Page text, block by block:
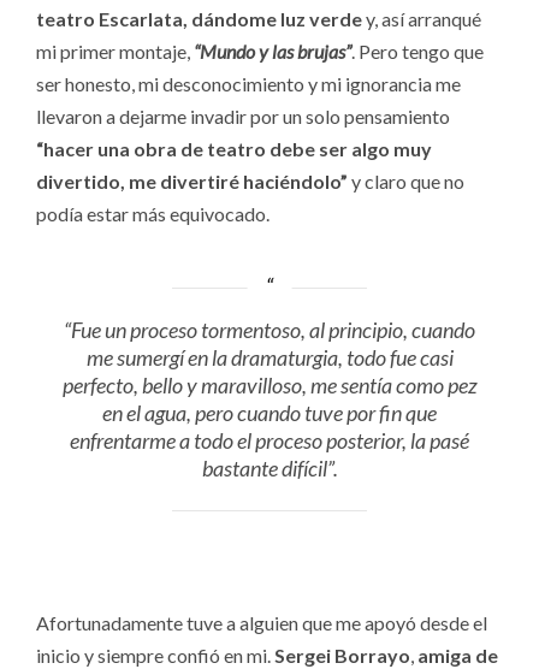
teatro Escarlata, dándome luz verdey, así arranqué
mi primer montaje, “Mundo y las brujas”. Pero tengo que
ser honesto, mi desconocimiento y mi ignorancia me
llevaron a dejarme invadir por un solo pensamiento
“hacer una obra de teatro debe ser algo muy
divertido, me divertiré haciéndolo” y claro que no
podía estar más equivocado.
“Fue un proceso tormentoso, al principio, cuando
me sumergí en la dramaturgia, todo fue casi
perfecto, bello y maravilloso, me sentía como pez
en el agua, pero cuando tuve por fin que
enfrentarme a todo el proceso posterior, la pasé
bastante difícil”.
Afortunadamente tuve a alguien que me apoyó desde el
inicio y siempre confió en mi.Sergei Borrayo, amiga de